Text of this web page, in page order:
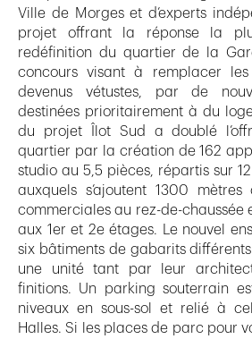
Ville de Morges et d’experts
projet offrant la réponse la
redéfinition du quartier de la
concours visant à remplacer les
devenus vétustes, par de
destinées prioritairement à du
du projet Îlot Sud a doublé
quartier par la création de 162
studio au 5,5 pièces, répartis sur
auxquels s’ajoutent 1300
commerciales au rez-de-chaussée
aux 1er et 2e étages. Le nouvel
six bâtiments de gabarits
une unité tant par leur
finitions. Un parking souterrain
niveaux en sous-sol et relié à
Halles. Si les places de parc pour